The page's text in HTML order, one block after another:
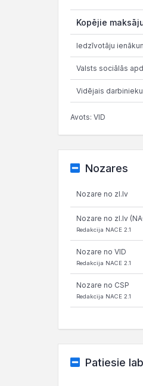
Kopējie
Iedzīvotāju
Valsts sociālās
Vidējais
Avots: VID
Nozares
Nozare no zl.lv
Nozare no zl.lv
Redakcija NACE 2.1
Nozare no VID
Redakcija NACE 2.1
Nozare no CSP
Redakcija NACE 2.1
Patiesie